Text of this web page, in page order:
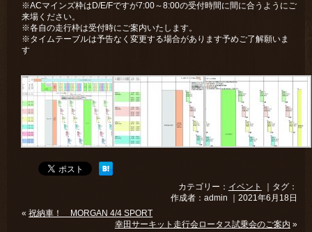
※ACマインズ枠はD/E/Fですが7:00～8:00の受付時間に間に合うようにご
来場ください。
※各自の走行枠は受付時にご案内いたします。
※タイムテーブルは予告なく変更する場合があります予めご了解願いま
す
カテゴリー： イベント
｜タグ：
作成者：admin ｜2021年6月18日
«祝納車！ MORGAN 4/4 SPORT
幸田サーキット走行会ロータス試乗会のご案内 »